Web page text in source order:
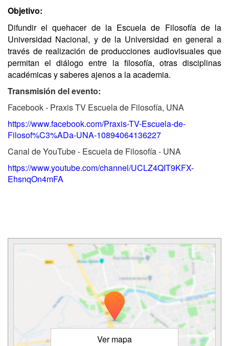
Objetivo:
Difundir el quehacer de la Escuela de Filosofía de la
Universidad Nacional, y de la Universidad en general a
través de realización de producciones audiovisuales que
permitan el diálogo entre la filosofía, otras disciplinas
académicas y saberes ajenos a la academia.
Transmisión del evento:
Facebook - Praxis TV Escuela de Filosofía, UNA
https://www.facebook.com/Praxis-TV-Escuela-de-
Filosof%C3%ADa-UNA-10894064136227
Canal de YouTube - Escuela de Filosofía - UNA
https://www.youtube.com/channel/UCLZ4QIT9KFX-
EhsnqOn4mFA
Ver mapa